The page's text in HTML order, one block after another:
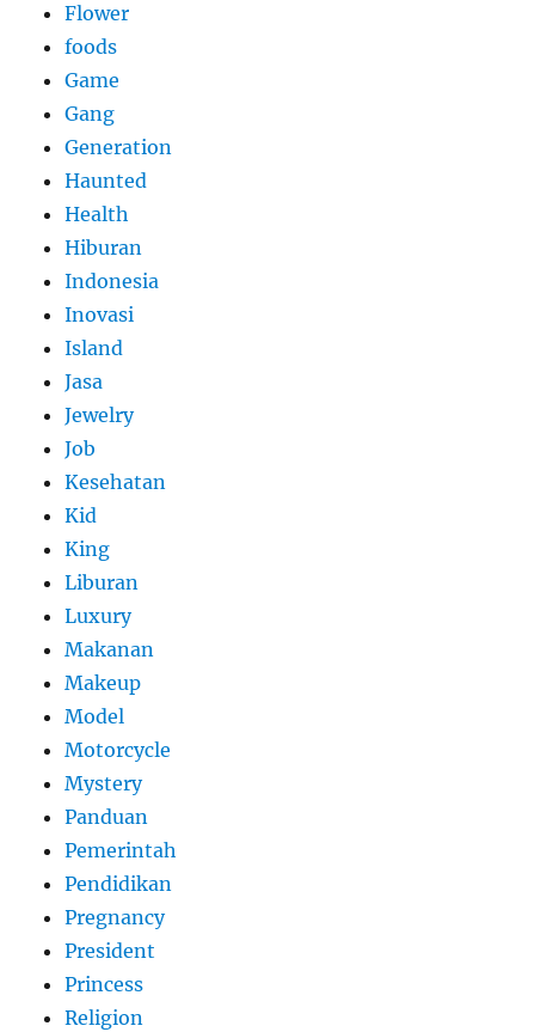
Flower
foods
Game
Gang
Generation
Haunted
Health
Hiburan
Indonesia
Inovasi
Island
Jasa
Jewelry
Job
Kesehatan
Kid
King
Liburan
Luxury
Makanan
Makeup
Model
Motorcycle
Mystery
Panduan
Pemerintah
Pendidikan
Pregnancy
President
Princess
Religion